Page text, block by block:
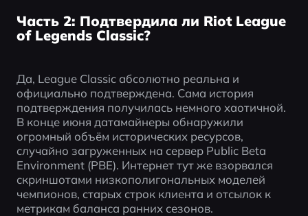
Часть 2: Подтвердила ли Riot League
of Legends Classic?
Да, League Classic абсолютно реальна и
официально подтверждена. Сама история
подтверждения получилась немного хаотичной.
В конце июня датамайнеры обнаружили
огромный объём исторических ресурсов,
случайно загруженных на сервер Public Beta
Environment (PBE). Интернет тут же взорвался
скриншотами низкополигональных моделей
чемпионов, старых строк клиента и отсылок к
метрикам баланса ранних сезонов.